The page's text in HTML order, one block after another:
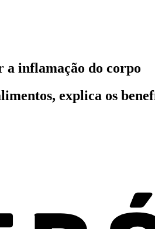
a inflamação do corpo
explica os